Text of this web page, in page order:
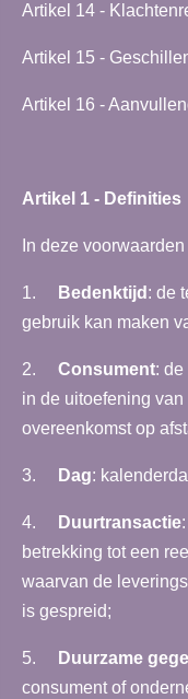
Artikel 14 -
Artikel 15 -
Artikel 16 -
Artikel 1 - Definities
In deze
1. Bedenktijd : de
gebruik kan maken
2. Consument:
in de uitoefening
overeenkomst op
3. Dag:
4. Duurtransactie
betrekking tot een
waarvan de
is gespreid;
5. Duurzame
consument of